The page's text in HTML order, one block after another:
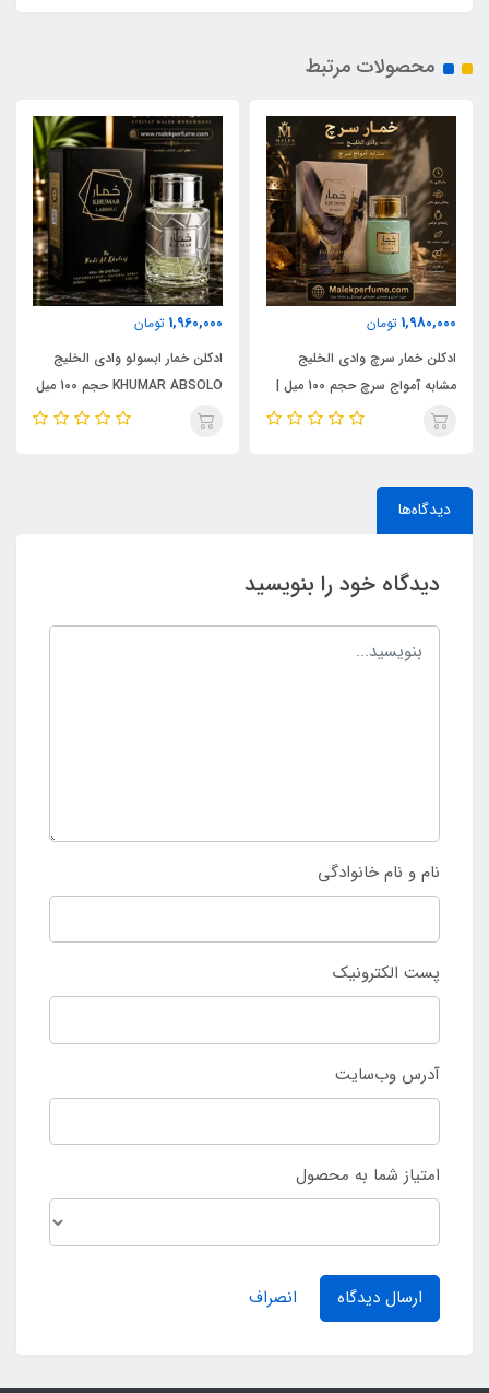
محصولات مرتبط
1,980,000 تومان
ادکلن خمار سرچ وادی الخلیج
مشابه آمواج سرچ حجم 100 میل |
KHUMAR Search Eau de
1,960,000 تومان
ادکلن خمار ابسولو وادی الخلیج
KHUMAR ABSOLO حجم 100 میل
| مشابه اورجینال ایو سن لورن مای
دیدگاه‌ها
دیدگاه خود را بنویسید
نام و نام خانوادگی
پست الکترونیک
آدرس وب‌سایت
امتیاز شما به محصول
ارسال دیدگاه انصراف